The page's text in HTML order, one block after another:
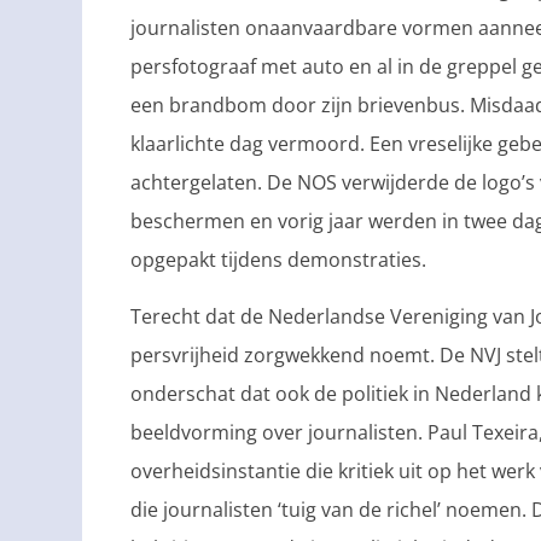
journalisten onaanvaardbare vormen
persfotograaf met auto en al in de greppel
een brandbom door zijn brievenbus.
klaarlichte dag vermoord. Een vreselijke
achtergelaten. De NOS verwijderde de
beschermen en vorig jaar werden in twee
opgepakt tijdens demonstraties.
Terecht dat de Nederlandse Vereniging van
persvrijheid zorgwekkend noemt. De NVJ
onderschat dat ook de politiek in Nederland
beeldvorming over journalisten. Paul
overheidsinstantie die kritiek uit op het
die journalisten ‘tuig van de richel’